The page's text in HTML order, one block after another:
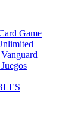
Game